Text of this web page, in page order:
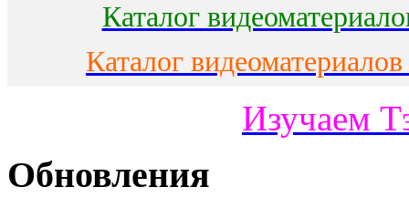
Каталог
Каталог
Изучаем
Обновления